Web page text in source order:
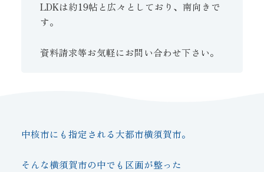
LDKは約19帖と広々としており、南向きで
す。
資料請求等お気軽にお問い合わせ下さい。
中核市にも指定される大都市横須賀市。
そんな横須賀市の中でも区画が整った